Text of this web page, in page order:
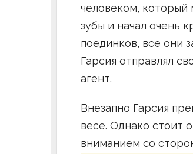
человеком, который
зубы и начал очень
поединков, все они
Гарсия отправлял
агент.
Внезапно Гарсия
весе. Однако стоит
вниманием со